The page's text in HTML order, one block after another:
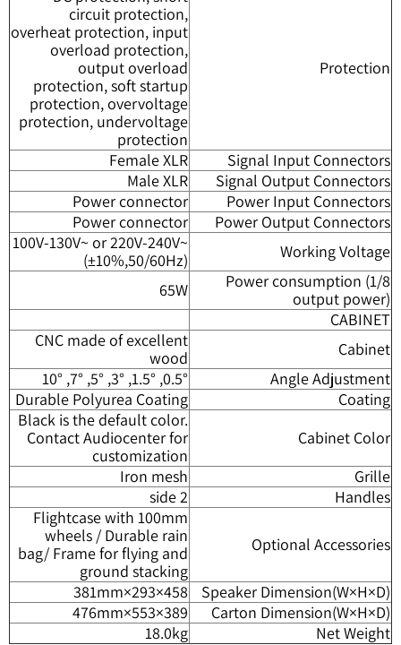
Protection
circuit protection,
overheat protection, input
overload protection,
output overload
protection, soft startup
protection, overvoltage
protection, undervoltage
protection
Signal Input Connectors
Female XLR
Signal Output Connectors
Male XLR
Power Input Connectors
Power connector
Power Output Connectors
Power connector
Working Voltage
100V-130V~ or 220V-240V~
(±10%,50/60Hz)
Power consumption (1/8
output power)
65W
CABINET
Cabinet
CNC made of excellent
wood
Angle Adjustment
0.5°, 1.5°, 3°, 5°, 7°, 10°
Coating
Durable Polyurea Coating
Cabinet Color
Black is the default color.
Contact Audiocenter for
customization
Grille
Iron mesh
Handles
2 side
Optional Accessories
Flightcase with 100mm
wheels / Durable rain
bag/ Frame for flying and
ground stacking
Speaker Dimension(W×H×D)
458×293×381mm
Carton Dimension(W×H×D)
389×553×476mm
Net Weight
18.0kg